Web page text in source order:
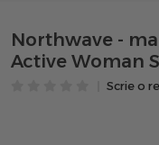
Northwave -
Active Woman
Scrie o